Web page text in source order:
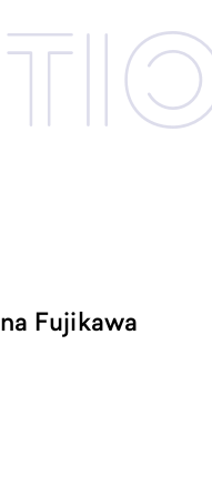
Fujikawa